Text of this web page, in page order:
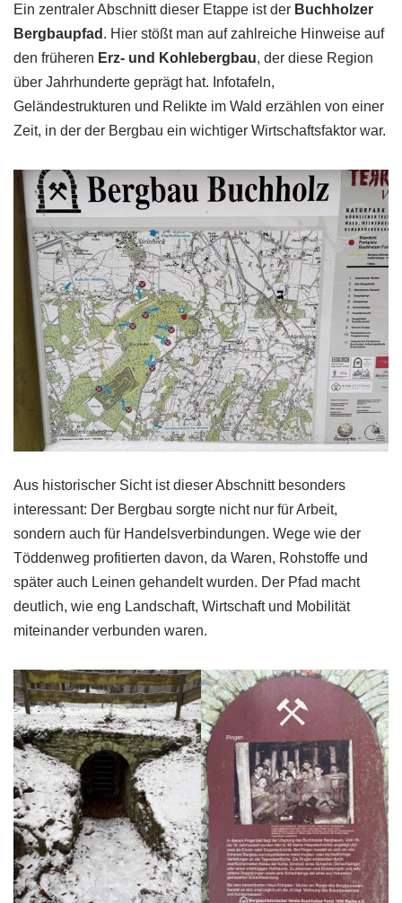
Ein zentraler Abschnitt dieser Etappe ist der Buchholzer
Bergbaupfad . Hier stößt man auf zahlreiche Hinweise auf
den früheren Erz- und Kohlebergbau, der diese Region
über Jahrhunderte geprägt hat. Infotafeln,
Geländestrukturen und Relikte im Wald erzählen von einer
Zeit, in der der Bergbau ein wichtiger Wirtschaftsfaktor war.
Aus historischer Sicht ist dieser Abschnitt besonders
interessant: Der Bergbau sorgte nicht nur für Arbeit,
sondern auch für Handelsverbindungen. Wege wie der
Töddenweg profitierten davon, da Waren, Rohstoffe und
später auch Leinen gehandelt wurden. Der Pfad macht
deutlich, wie eng Landschaft, Wirtschaft und Mobilität
miteinander verbunden waren.